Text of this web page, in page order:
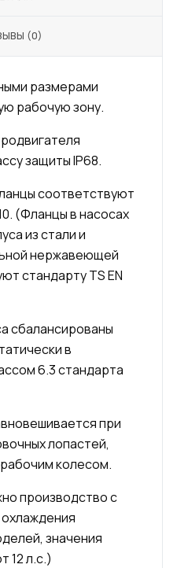
(0)
размерами
рабочую зону.
защиты IP68.
соответствуют
(Фланцы в насосах
из стали и
нержавеющей
стандарту TS EN
сбалансированы
в
6.3 стандарта
при
лопастей,
колесом.
производство с
значения
12 л.с.)